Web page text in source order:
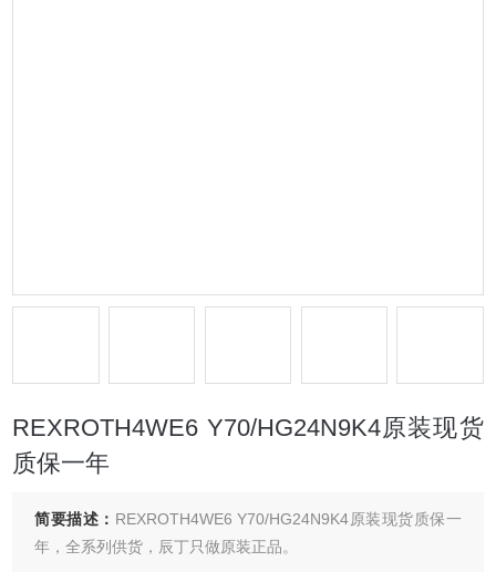
REXROTH4WE6 Y70/HG24N9K4原装现货
质保一年
简要描述： REXROTH4WE6 Y70/HG24N9K4原装现货质保一
年，全系列供货，辰丁只做原装正品。